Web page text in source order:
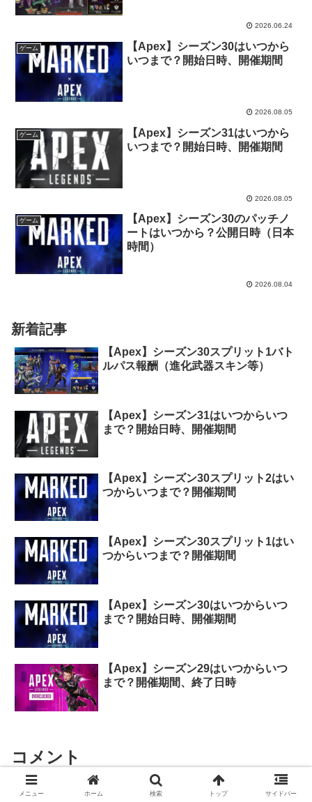
2026.06.24
ゲーム
【Apex】シーズン30はいつから
いつまで？開始日時、開催期間
2026.08.05
ゲーム
【Apex】シーズン31はいつから
いつまで？開始日時、開催期間
2026.08.05
ゲーム
【Apex】シーズン30のパッチノ
ートはいつから？公開日時（日本
時間）
2026.08.04
新着記事
【Apex】シーズン30スプリット1バト
ルパス報酬（進化武器スキン等）
【Apex】シーズン31はいつからいつ
まで？開始日時、開催期間
【Apex】シーズン30スプリット2はい
つからいつまで？開催期間
【Apex】シーズン30スプリット1はい
つからいつまで？開催期間
【Apex】シーズン30はいつからいつ
まで？開始日時、開催期間
【Apex】シーズン29はいつからいつ
まで？開催期間、終了日時
コメント
メニュー ホーム 検索 トップ サイドバー